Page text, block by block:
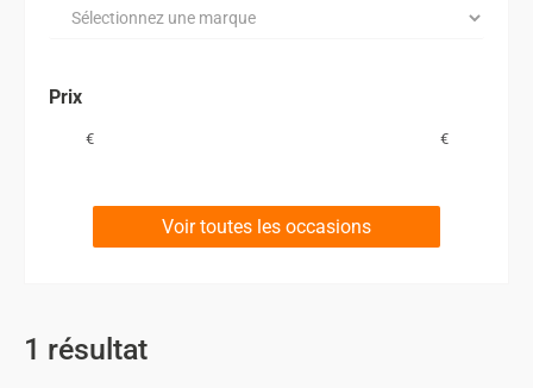
Prix
€ €
Voir toutes les occasions
1 résultat